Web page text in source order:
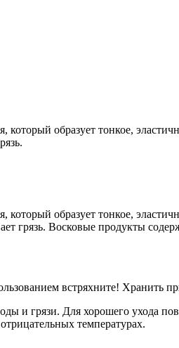
образует тонкое,
образует тонкое,
грязь. Восковые продукты
встряхните! Хранить
и грязи. Для хорошего ухода
температурах.